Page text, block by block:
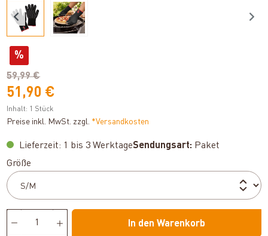
%
59,99 €
51,90 €
Inhalt: 1 Stück
Preise inkl. MwSt. zzgl. *Versandkosten
Lieferzeit: 1 bis 3 WerktageSendungsart: Paket
Größe
In den Warenkorb